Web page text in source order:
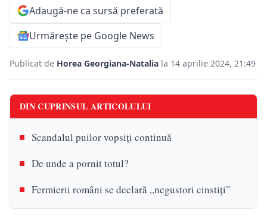
Adaugă-ne ca sursă preferată
Urmărește pe Google News
Publicat de Horea Georgiana-Natalia la 14 aprilie 2024, 21:49
DIN CUPRINSUL ARTICOLULUI
Scandalul puilor vopsiți continuă
De unde a pornit totul?
Fermierii români se declară „negustori cinstiți”